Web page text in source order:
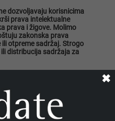
dozvoljavaju korisnicima
prava intelektualne
prava i žigove. Molimo
zakonska prava
otpreme sadržaj. Strogo
distribucija sadržaja za
nelegalnom sadržaju,
obavestite putem
bismo pokrenuli postupak
druge potrebne korake.
✖